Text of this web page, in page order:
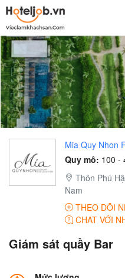
Mia Quy Nhon
Quy mô: 100 -
Thôn Phú
Nam
THEO DÕI
CHAT VỚI
Giám sát quầy Bar